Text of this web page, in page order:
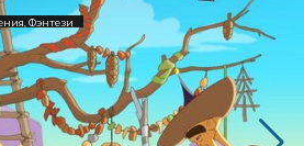
Фэнтези